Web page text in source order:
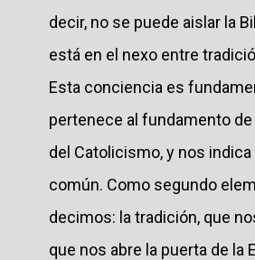
decir, no se puede aislar la
está en el nexo entre
Esta conciencia es
pertenece al fundamento de
del Catolicismo, y nos
común. Como segundo
decimos: la tradición, que
que nos abre la puerta de la